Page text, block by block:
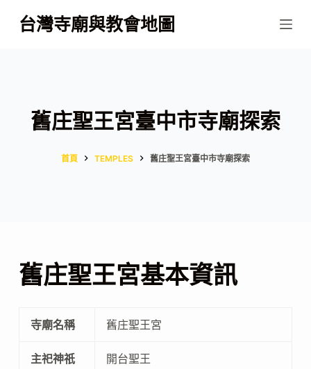
跳
至
台灣寺廟與教會地圖
舊庄聖王宮臺中市寺廟探索
首頁 TEMPLES 舊庄聖王宮臺中市寺廟探索
舊庄聖王宮基本資訊
寺廟名稱 舊庄聖王宮
主祀神祇 開台聖王